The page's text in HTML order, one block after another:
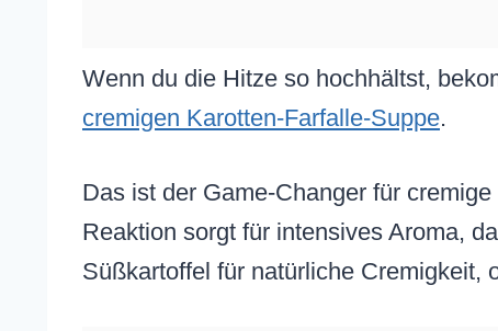
Wenn du die Hitze so hochhältst,
cremigen Karotten-Farfalle-Suppe.
Das ist der Game-Changer für
Reaktion sorgt für intensives Aroma,
Süßkartoffel für natürliche Cremigkeit,